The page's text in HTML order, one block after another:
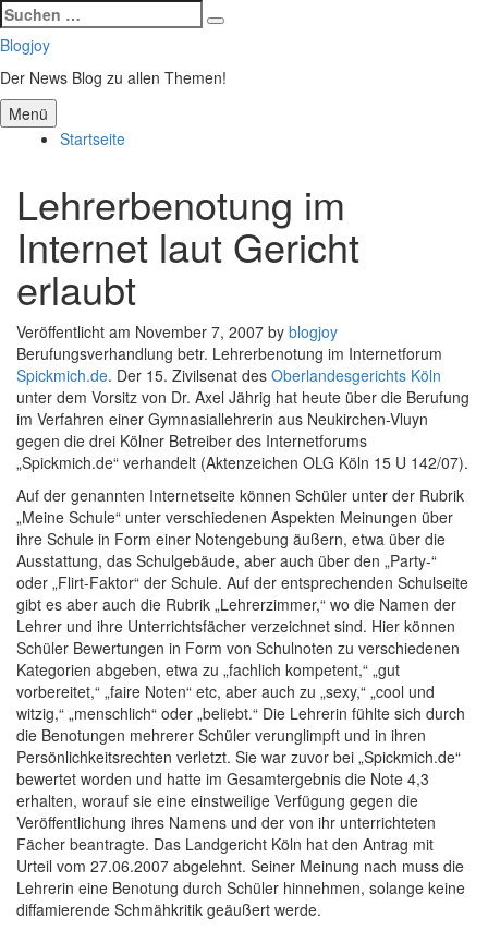
Suchen
nach:
Suchen
Zum
springen
Blogjoy
Der News Blog zu allen Themen!
Menü
Startseite
Lehrerbenotung im
Internet laut Gericht
erlaubt
Veröffentlicht am November 7, 2007 by blogjoy
Berufungsverhandlung betr. Lehrerbenotung im Internetforum
Spickmich.de. Der 15. Zivilsenat des Oberlandesgerichts Köln
unter dem Vorsitz von Dr. Axel Jährig hat heute über die Berufung
im Verfahren einer Gymnasiallehrerin aus Neukirchen-Vluyn
gegen die drei Kölner Betreiber des Internetforums
„Spickmich.de“ verhandelt (Aktenzeichen OLG Köln 15 U 142/07).
Auf der genannten Internetseite können Schüler unter der Rubrik
„Meine Schule“ unter verschiedenen Aspekten Meinungen über
ihre Schule in Form einer Notengebung äußern, etwa über die
Ausstattung, das Schulgebäude, aber auch über den „Party-“
oder „Flirt-Faktor“ der Schule. Auf der entsprechenden Schulseite
gibt es aber auch die Rubrik „Lehrerzimmer,“ wo die Namen der
Lehrer und ihre Unterrichtsfächer verzeichnet sind. Hier können
Schüler Bewertungen in Form von Schulnoten zu verschiedenen
Kategorien abgeben, etwa zu „fachlich kompetent,“ „gut
vorbereitet,“ „faire Noten“ etc, aber auch zu „sexy,“ „cool und
witzig,“ „menschlich“ oder „beliebt.“ Die Lehrerin fühlte sich durch
die Benotungen mehrerer Schüler verunglimpft und in ihren
Persönlichkeitsrechten verletzt. Sie war zuvor bei „Spickmich.de“
bewertet worden und hatte im Gesamtergebnis die Note 4,3
erhalten, worauf sie eine einstweilige Verfügung gegen die
Veröffentlichung ihres Namens und der von ihr unterrichteten
Fächer beantragte. Das Landgericht Köln hat den Antrag mit
Urteil vom 27.06.2007 abgelehnt. Seiner Meinung nach muss die
Lehrerin eine Benotung durch Schüler hinnehmen, solange keine
diffamierende Schmähkritik geäußert werde.